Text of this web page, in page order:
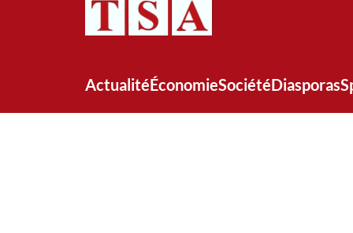
ActualitéÉconomieSociétéDiasporas